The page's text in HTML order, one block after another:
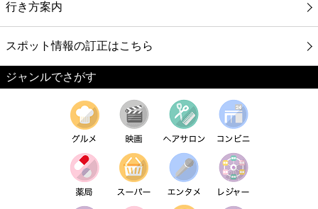
行き方案内
スポット情報の訂正はこちら
ジャンルでさがす